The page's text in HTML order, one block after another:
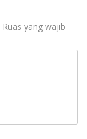
Ruas yang wajib